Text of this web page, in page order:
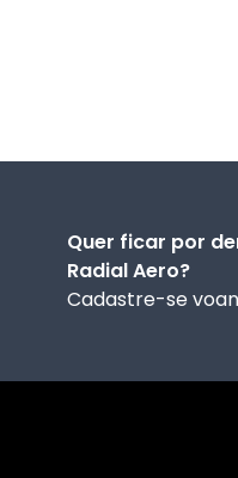
Quer ficar por
Radial Aero?
Cadastre-se